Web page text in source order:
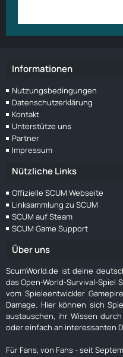
Informationen
Nutzungsbedingungen
Datenschutzerklärung
Kontakt
Unterstütze uns
Partner
Impressum
Nützliche Links
Offizielle SCUM Webseite
Linksammlung zu SCUM
SCUM auf Steam
SCUM Game Support
Über uns
ScumWorld.de ist deine
das Open-World-Survival-Spiel
vom Spieleentwickler
Damage. Hier können sich
austauschen, ihr Wissen
oder einfach an interessanten
Für Fans, von Fans - seit